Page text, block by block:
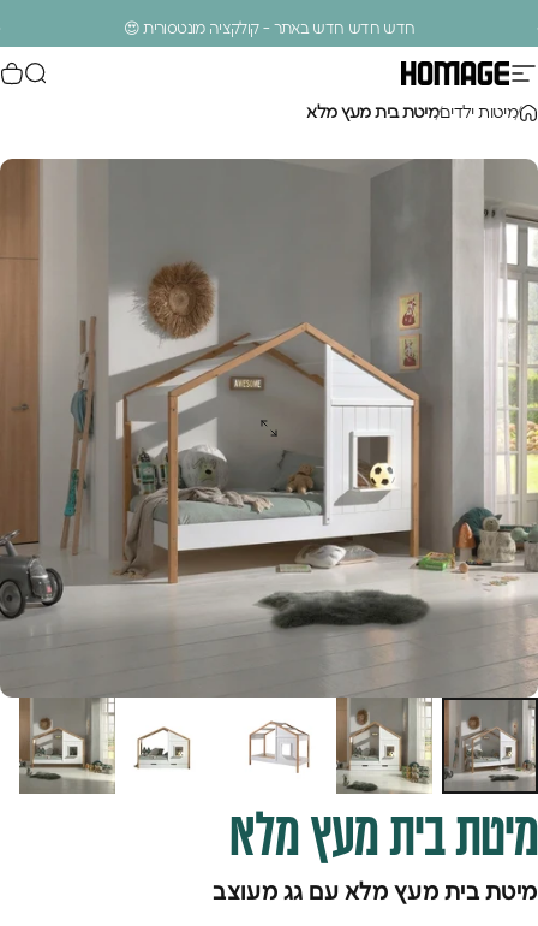
חדש חדש חדש באתר - קולקציה מונטסורית 😍
.
ניווט באתר
Homage Design
מיטות ילדיםמיטת בית מעץ מלא
מיטתביתמעץמלא
מיטת בית מעץ מלא עם גג מעוצב